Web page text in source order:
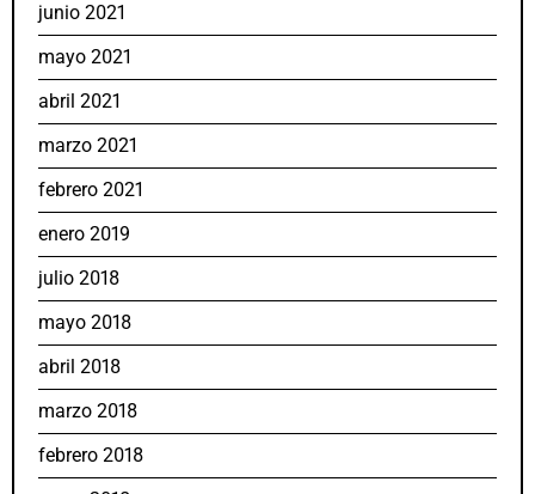
junio 2021
mayo 2021
abril 2021
marzo 2021
febrero 2021
enero 2019
julio 2018
mayo 2018
abril 2018
marzo 2018
febrero 2018